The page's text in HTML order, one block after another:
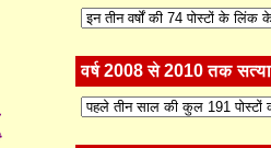
वर्ष 2008 से 2010 तक